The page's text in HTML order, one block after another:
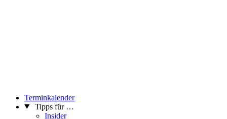
Terminkalender
Tipps für …
Insider